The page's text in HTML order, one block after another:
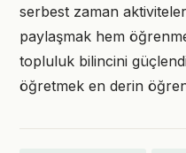
serbest zaman
paylaşmak hem
topluluk bilincini
öğretmek en derin